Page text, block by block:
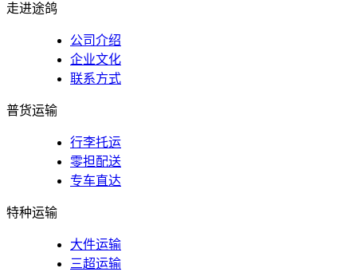
走进途鸽
公司介绍
企业文化
联系方式
普货运输
行李托运
零担配送
专车直达
特种运输
大件运输
三超运输